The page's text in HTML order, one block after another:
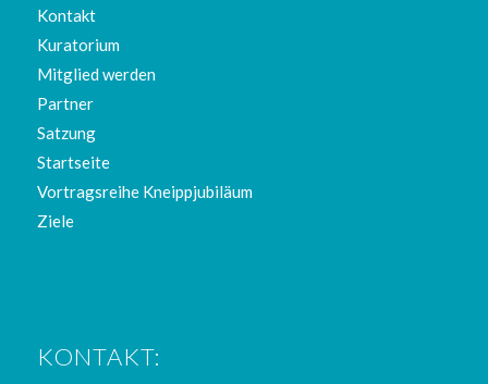
Kontakt
Kuratorium
Mitglied werden
Partner
Satzung
Startseite
Vortragsreihe Kneippjubiläum
Ziele
KONTAKT: